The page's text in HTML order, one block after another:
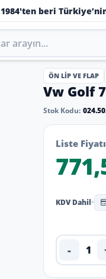
1984'ten beri
ÖN LIP VE FLAP
Vw Golf
Stok Kodu:
Liste
KDV Dahil•
Ürün
-